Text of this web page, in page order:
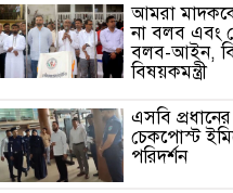
আমরা
না বলব এবং
বলব-আইন,
বিষয়কমন্ত্রী
এসবি
চেকপোস্ট
পরিদর্শন